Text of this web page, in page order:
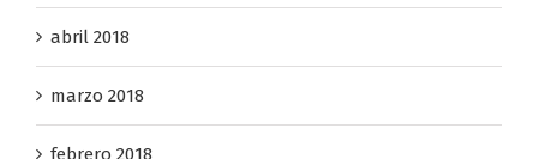
junio 2018
abril 2018
marzo 2018